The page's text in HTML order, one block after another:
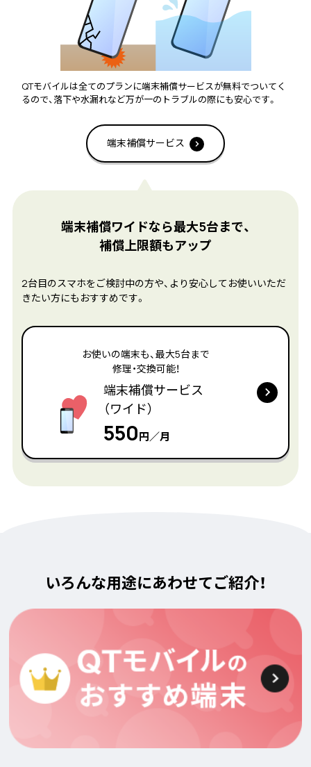
QTモバイルは全てのプランに端末補償サービスが無料でついてく
るので、落下や水漏れなど万が一のトラブルの際にも安心です。
端末補償サービス
端末補償ワイドなら最大5台まで、
補償上限額もアップ
2台目のスマホをご検討中の方や、より安心してお使いいただ
きたい方にもおすすめです。
お使いの端末も、最大5台まで
修理・交換可能！
端末補償サービス
（ワイド）
550円／月
いろんな用途にあわせてご紹介！